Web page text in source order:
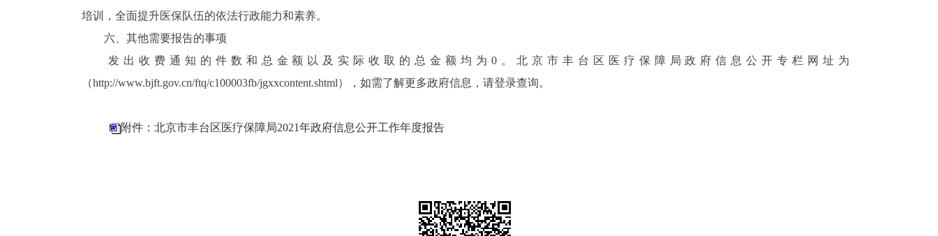
培训，全面提升医保队伍的依法行政能力和素养。
六 、其他需要报告的事项
发出收费通知的件数和总金额以及实际收取的总金额均为 0。 北京市 丰台区 医疗保障 局政府信息公开专栏网址 为
（http://www.bjft.gov.cn/ftq/c100003fb/jgxxcontent.shtml），如需了解更多政府信息，请登录查询。
附件：北京市丰台区医疗保障局2021年政府信息公开工作年度报告